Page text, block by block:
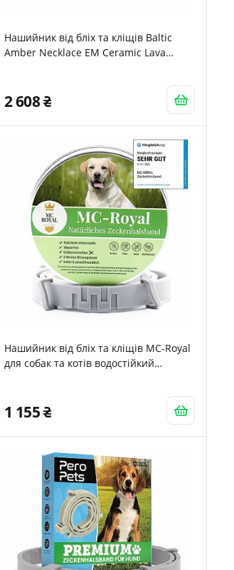
Нашийник від бліх та кліщів Baltic
Amber Necklace EM Ceramic Lava
2 608
Нашийник від бліх та кліщів MC-Royal
для собак та котів водостійкий
1 155